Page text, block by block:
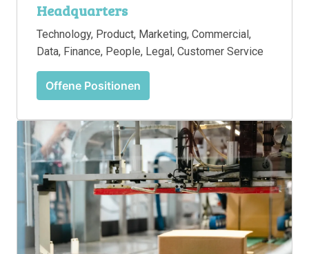
Headquarters
Technology, Product, Marketing, Commercial,
Data, Finance, People, Legal, Customer Service
Offene Positionen